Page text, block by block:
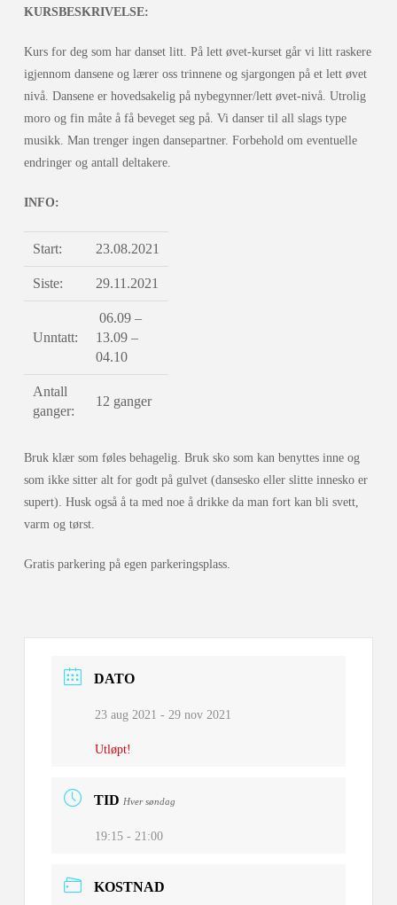
KURSBESKRIVELSE:
Kurs for deg som har danset litt. På lett øvet-kurset går vi litt raskere
igjennom dansene og lærer oss trinnene og sjargongen på et lett øvet
nivå. Dansene er hovedsakelig på nybegynner/lett øvet-nivå. Utrolig
moro og fin måte å få beveget seg på. Vi danser til all slags type
musikk. Man trenger ingen dansepartner. Forbehold om eventuelle
endringer og antall deltakere.
INFO:
Start: 23.08.2021
Siste: 29.11.2021
Unntatt:
06.09 –
13.09 –
04.10
Antall
ganger:
12 ganger
Bruk klær som føles behagelig. Bruk sko som kan benyttes inne og
som ikke sitter alt for godt på gulvet (dansesko eller slitte innesko er
supert). Husk også å ta med noe å drikke da man fort kan bli svett,
varm og tørst.
Gratis parkering på egen parkeringsplass.
DATO
23 aug 2021 - 29 nov 2021
Utløpt!
TID Hver søndag
19:15 - 21:00
KOSTNAD